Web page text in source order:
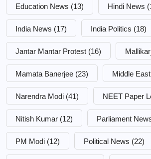
Education News (13) Hindi News
India News (17) India Politics (18)
Jantar Mantar Protest (16)
Mamata Banerjee (23) Middle
Narendra Modi (41) NEET Paper
Nitish Kumar (12) Parliament
PM Modi (12) Political News (22)